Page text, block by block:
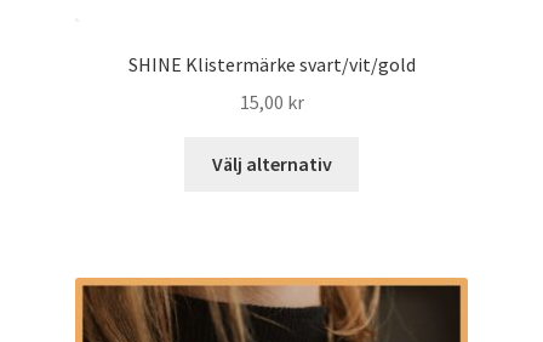
SHINE Klistermärke svart/vit/gold
15,00 kr
Välj alternativ